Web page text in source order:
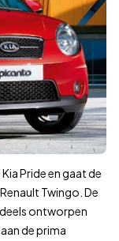
Pride en gaat de
Twingo. De
ontworpen
de prima